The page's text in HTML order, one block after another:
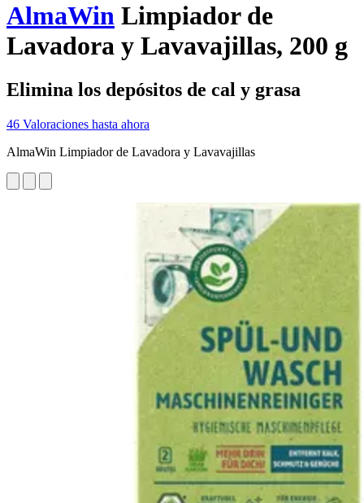
AlmaWin Limpiador de
Lavadora y Lavavajillas, 200 g
Elimina los depósitos de cal y grasa
46 Valoraciones hasta ahora
AlmaWin Limpiador de Lavadora y Lavavajillas